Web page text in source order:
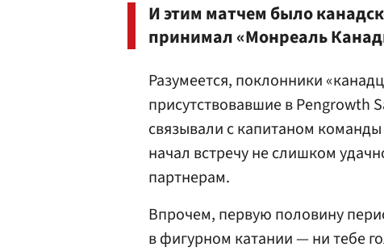
И этим матчем было
принимал «Монреаль
Разумеется, поклонники
присутствовавшие в Pengrowth
связывали с капитаном
начал встречу не слишком
партнерам.
Впрочем, первую половину
в фигурном катании — ни тебе